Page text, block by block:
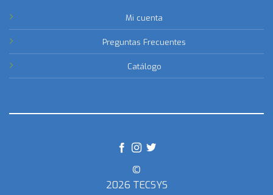
Mi cuenta
Preguntas Frecuentes
Catálogo
©
2026 TECSYS